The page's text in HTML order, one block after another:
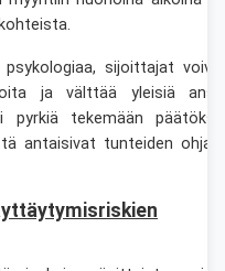
psykologiaa, sijoittajat
ja välttää yleisiä
pyrkiä tekemään
antaisivat tunteiden